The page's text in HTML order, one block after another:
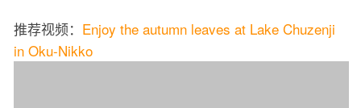
推荐视频： Enjoy the autumn leaves at Lake Chuzenji
in Oku-Nikko